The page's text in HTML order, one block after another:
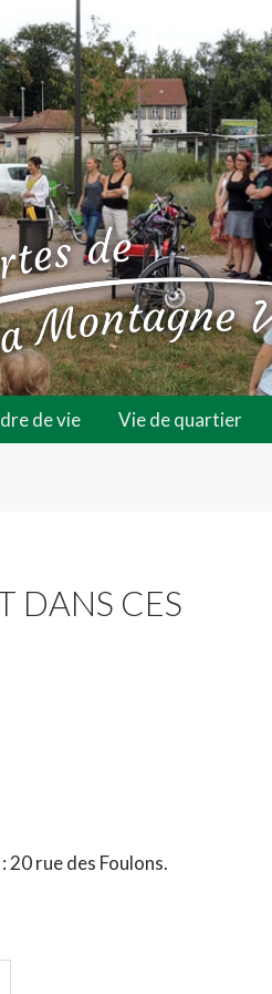
de vie Vie de quartier
DANS CES
rue des Foulons.